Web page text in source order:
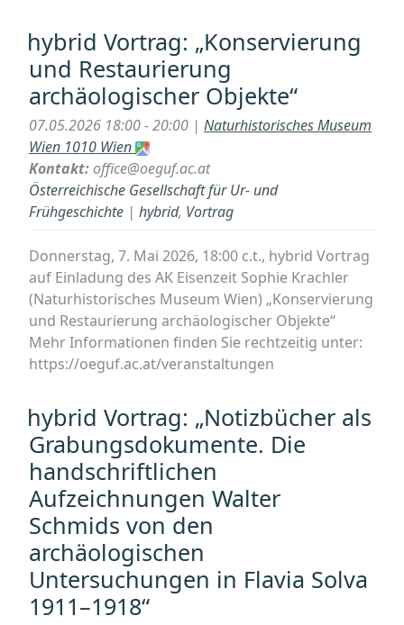
“Who
owns
scholarly
publishing?” von
Vincent
Larivière“
hybrid Vortrag: „Konservierung
und Restaurierung
archäologischer Objekte“
07.05.2026 18:00 - 20:00 | Naturhistorisches Museum
Wien 1010 Wien
Kontakt:office@oeguf.ac.at
Österreichische Gesellschaft für Ur- und
Frühgeschichte | hybrid, Vortrag
Donnerstag, 7. Mai 2026, 18:00 c.t., hybrid Vortrag
auf Einladung des AK Eisenzeit Sophie Krachler
(Naturhistorisches Museum Wien) „Konservierung
und Restaurierung archäologischer Objekte“
Mehr Informationen finden Sie rechtzeitig unter:
https://oeguf.ac.at/veranstaltungen
hybrid Vortrag: „Notizbücher als
Grabungsdokumente. Die
handschriftlichen
Aufzeichnungen Walter
Schmids von den
archäologischen
Untersuchungen in Flavia Solva
1911–1918“